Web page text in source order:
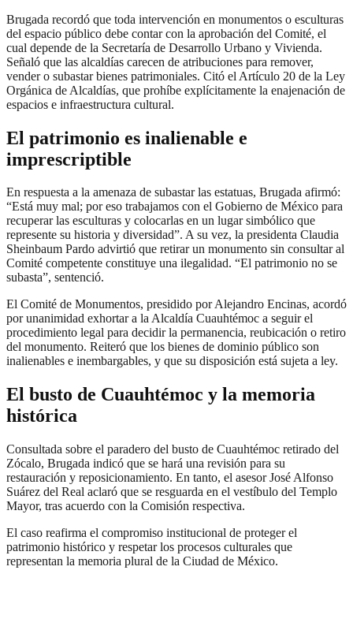
Brugada recordó que toda intervención en monumentos o esculturas
del espacio público debe contar con la aprobación del Comité, el
cual depende de la Secretaría de Desarrollo Urbano y Vivienda.
Señaló que las alcaldías carecen de atribuciones para remover,
vender o subastar bienes patrimoniales. Citó el Artículo 20 de la Ley
Orgánica de Alcaldías, que prohíbe explícitamente la enajenación de
espacios e infraestructura cultural.
El patrimonio es inalienable e
imprescriptible
En respuesta a la amenaza de subastar las estatuas, Brugada afirmó:
“Está muy mal; por eso trabajamos con el Gobierno de México para
recuperar las esculturas y colocarlas en un lugar simbólico que
represente su historia y diversidad”. A su vez, la presidenta Claudia
Sheinbaum Pardo advirtió que retirar un monumento sin consultar al
Comité competente constituye una ilegalidad. “El patrimonio no se
subasta”, sentenció.
El Comité de Monumentos, presidido por Alejandro Encinas, acordó
por unanimidad exhortar a la Alcaldía Cuauhtémoc a seguir el
procedimiento legal para decidir la permanencia, reubicación o retiro
del monumento. Reiteró que los bienes de dominio público son
inalienables e inembargables, y que su disposición está sujeta a ley.
El busto de Cuauhtémoc y la memoria
histórica
Consultada sobre el paradero del busto de Cuauhtémoc retirado del
Zócalo, Brugada indicó que se hará una revisión para su
restauración y reposicionamiento. En tanto, el asesor José Alfonso
Suárez del Real aclaró que se resguarda en el vestíbulo del Templo
Mayor, tras acuerdo con la Comisión respectiva.
El caso reafirma el compromiso institucional de proteger el
patrimonio histórico y respetar los procesos culturales que
representan la memoria plural de la Ciudad de México.